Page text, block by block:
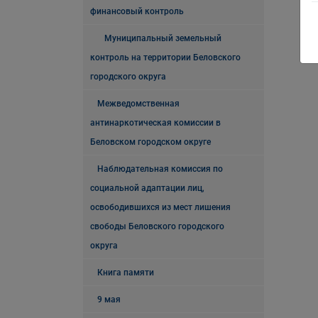
финансовый контроль
Муниципальный земельный
контроль на территории Беловского
городского округа
Межведомственная
антинаркотическая комиссии в
Беловском городском округе
Наблюдательная комиссия по
социальной адаптации лиц,
освободившихся из мест лишения
свободы Беловского городского
округа
Книга памяти
9 мая